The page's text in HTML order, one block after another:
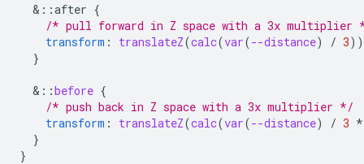
& ::after {
/* pull forward in Z space with a 3x multiplier
transform : translateZ(calc(var(--distance) / 3
}
& ::before {
/* push back in Z space with a 3x multiplier */
transform : translateZ(calc(var(--distance) / 3 *
}
}